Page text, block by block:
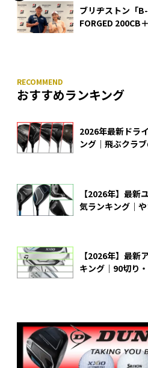
ブリヂストン「
FORGED
おすすめランキング
2026年最新ドラ
ング｜飛ぶクラ
【2026年】最新
気ランキング｜
【2026年】最新
キング｜90切り